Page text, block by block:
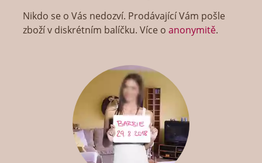
Nikdo se o Vás nedozví. Prodávající Vám pošle
zboží v diskrétním balíčku. Více oanonymitě.